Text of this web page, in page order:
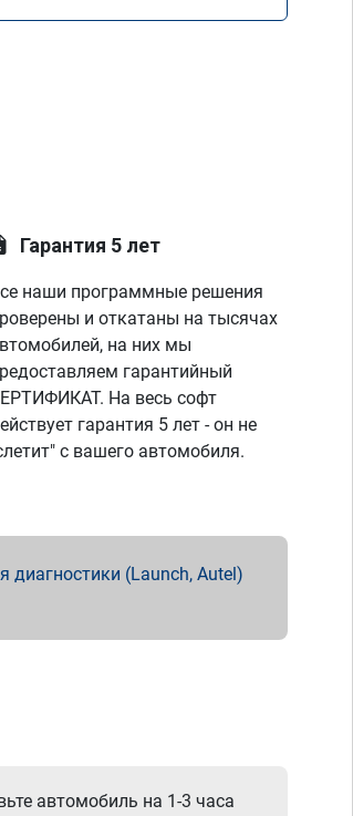
Гарантия 5 лет
наши программные решения
и откатаны на тысячах
на них мы
гарантийный
На весь софт
гарантия 5 лет - он не
с вашего автомобиля.
(Launch, Autel)
автомобиль на 1-3 часа